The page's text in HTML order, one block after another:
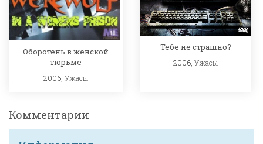
Оборотень в женской
тюрьме
2006, Ужасы
Тебе не страшно?
2006,Ужасы
Комментарии